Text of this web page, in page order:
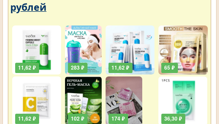
рублей
11,62 ₽
11,62 ₽
283 ₽
102 ₽
11,62 ₽
174 ₽
65 ₽
36,30 ₽